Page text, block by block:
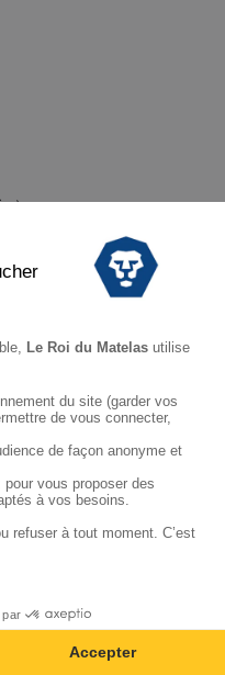
2026